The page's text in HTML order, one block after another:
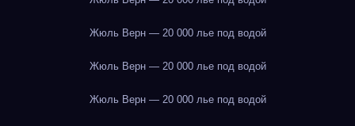
Жюль Верн — 20 000 лье под водой
Жюль Верн — 20 000 лье под водой
Жюль Верн — 20 000 лье под водой